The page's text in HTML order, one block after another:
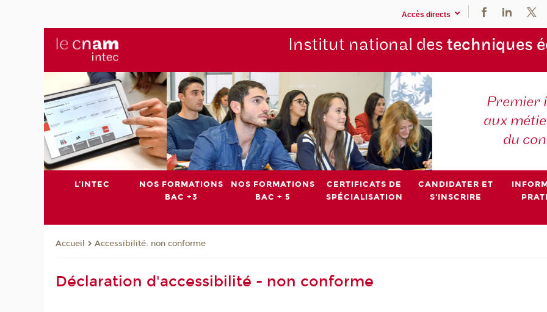
Accès directs
Institut national des techniques
Premier
aux
du
L'INTEC
NOS FORMATIONS
BAC +3
NOS FORMATIONS
BAC + 5
CERTIFICATS DE
SPÉCIALISATION
CANDIDATER ET
S'INSCRIRE
Accueil Accessibilité: non conforme
Déclaration d'accessibilité - non conforme